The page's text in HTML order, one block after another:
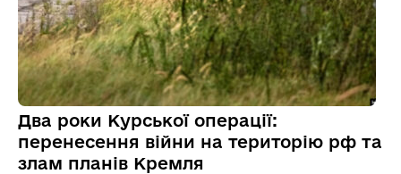
Два роки Курської операції:
перенесення війни на територію рф та
злам планів Кремля